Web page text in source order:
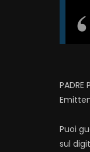
PADRE
Puoi
sul